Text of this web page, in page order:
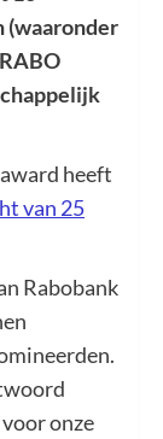
(waaronder
heeft
van 25
Rabobank
onze